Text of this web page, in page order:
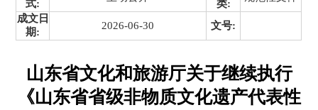
式:
类:
成文日
期:
2026-06-30 文号:
山东省文化和旅游厅关于继续执行
《山东省省级非物质文化遗产代表性